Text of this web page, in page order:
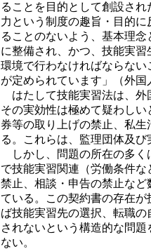
ることを目的として創設さ
力という制度の趣旨・目的
ることのないよう、基本理
に整備され、かつ、技能実
環境で行わなければならな
が定められています」（外
はたして技能実習法は、外
その実効性は極めて疑わし
券等の取り上げの禁止、私
る。これらは、監理団体及
しかし、問題の所在の多く
で技能実習関連（労働条件
禁止、相談・申告の禁止な
ている。この契約書の存在
ば技能実習先の選択、転職
されないという構造的な問
ない。